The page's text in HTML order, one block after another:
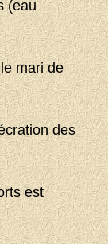
(eau
mari de
des
est